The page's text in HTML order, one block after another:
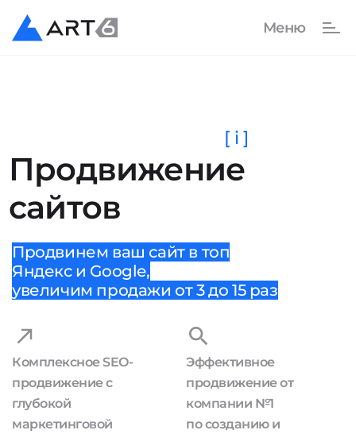
Продвижение
сайтов
[ i ]
Продвинем ваш сайт в топ
Яндекс и Google,
увеличим продажи от 3 до 15 раз
Комплексное SEO-
продвижение с
глубокой
маркетинговой
Эффективное
продвижение от
компании №1
по созданию и